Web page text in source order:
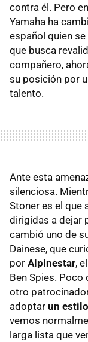
contra él. Pero
Yamaha ha
español quien
que busca
compañero,
su posición por
talento.
Ante esta
silenciosa.
Stoner es el que
dirigidas a dejar
cambió uno de
Dainese, que
por Alpinestar,
Ben Spies.
otro
adoptar un
vemos
larga lista que